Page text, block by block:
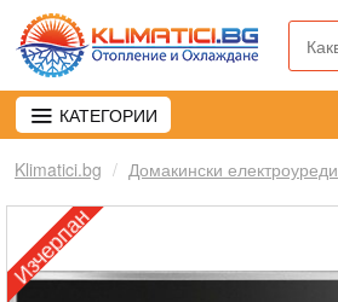
КАТЕГОРИИ
Klimatici.bg Домакински електроуреди
Изчерпан